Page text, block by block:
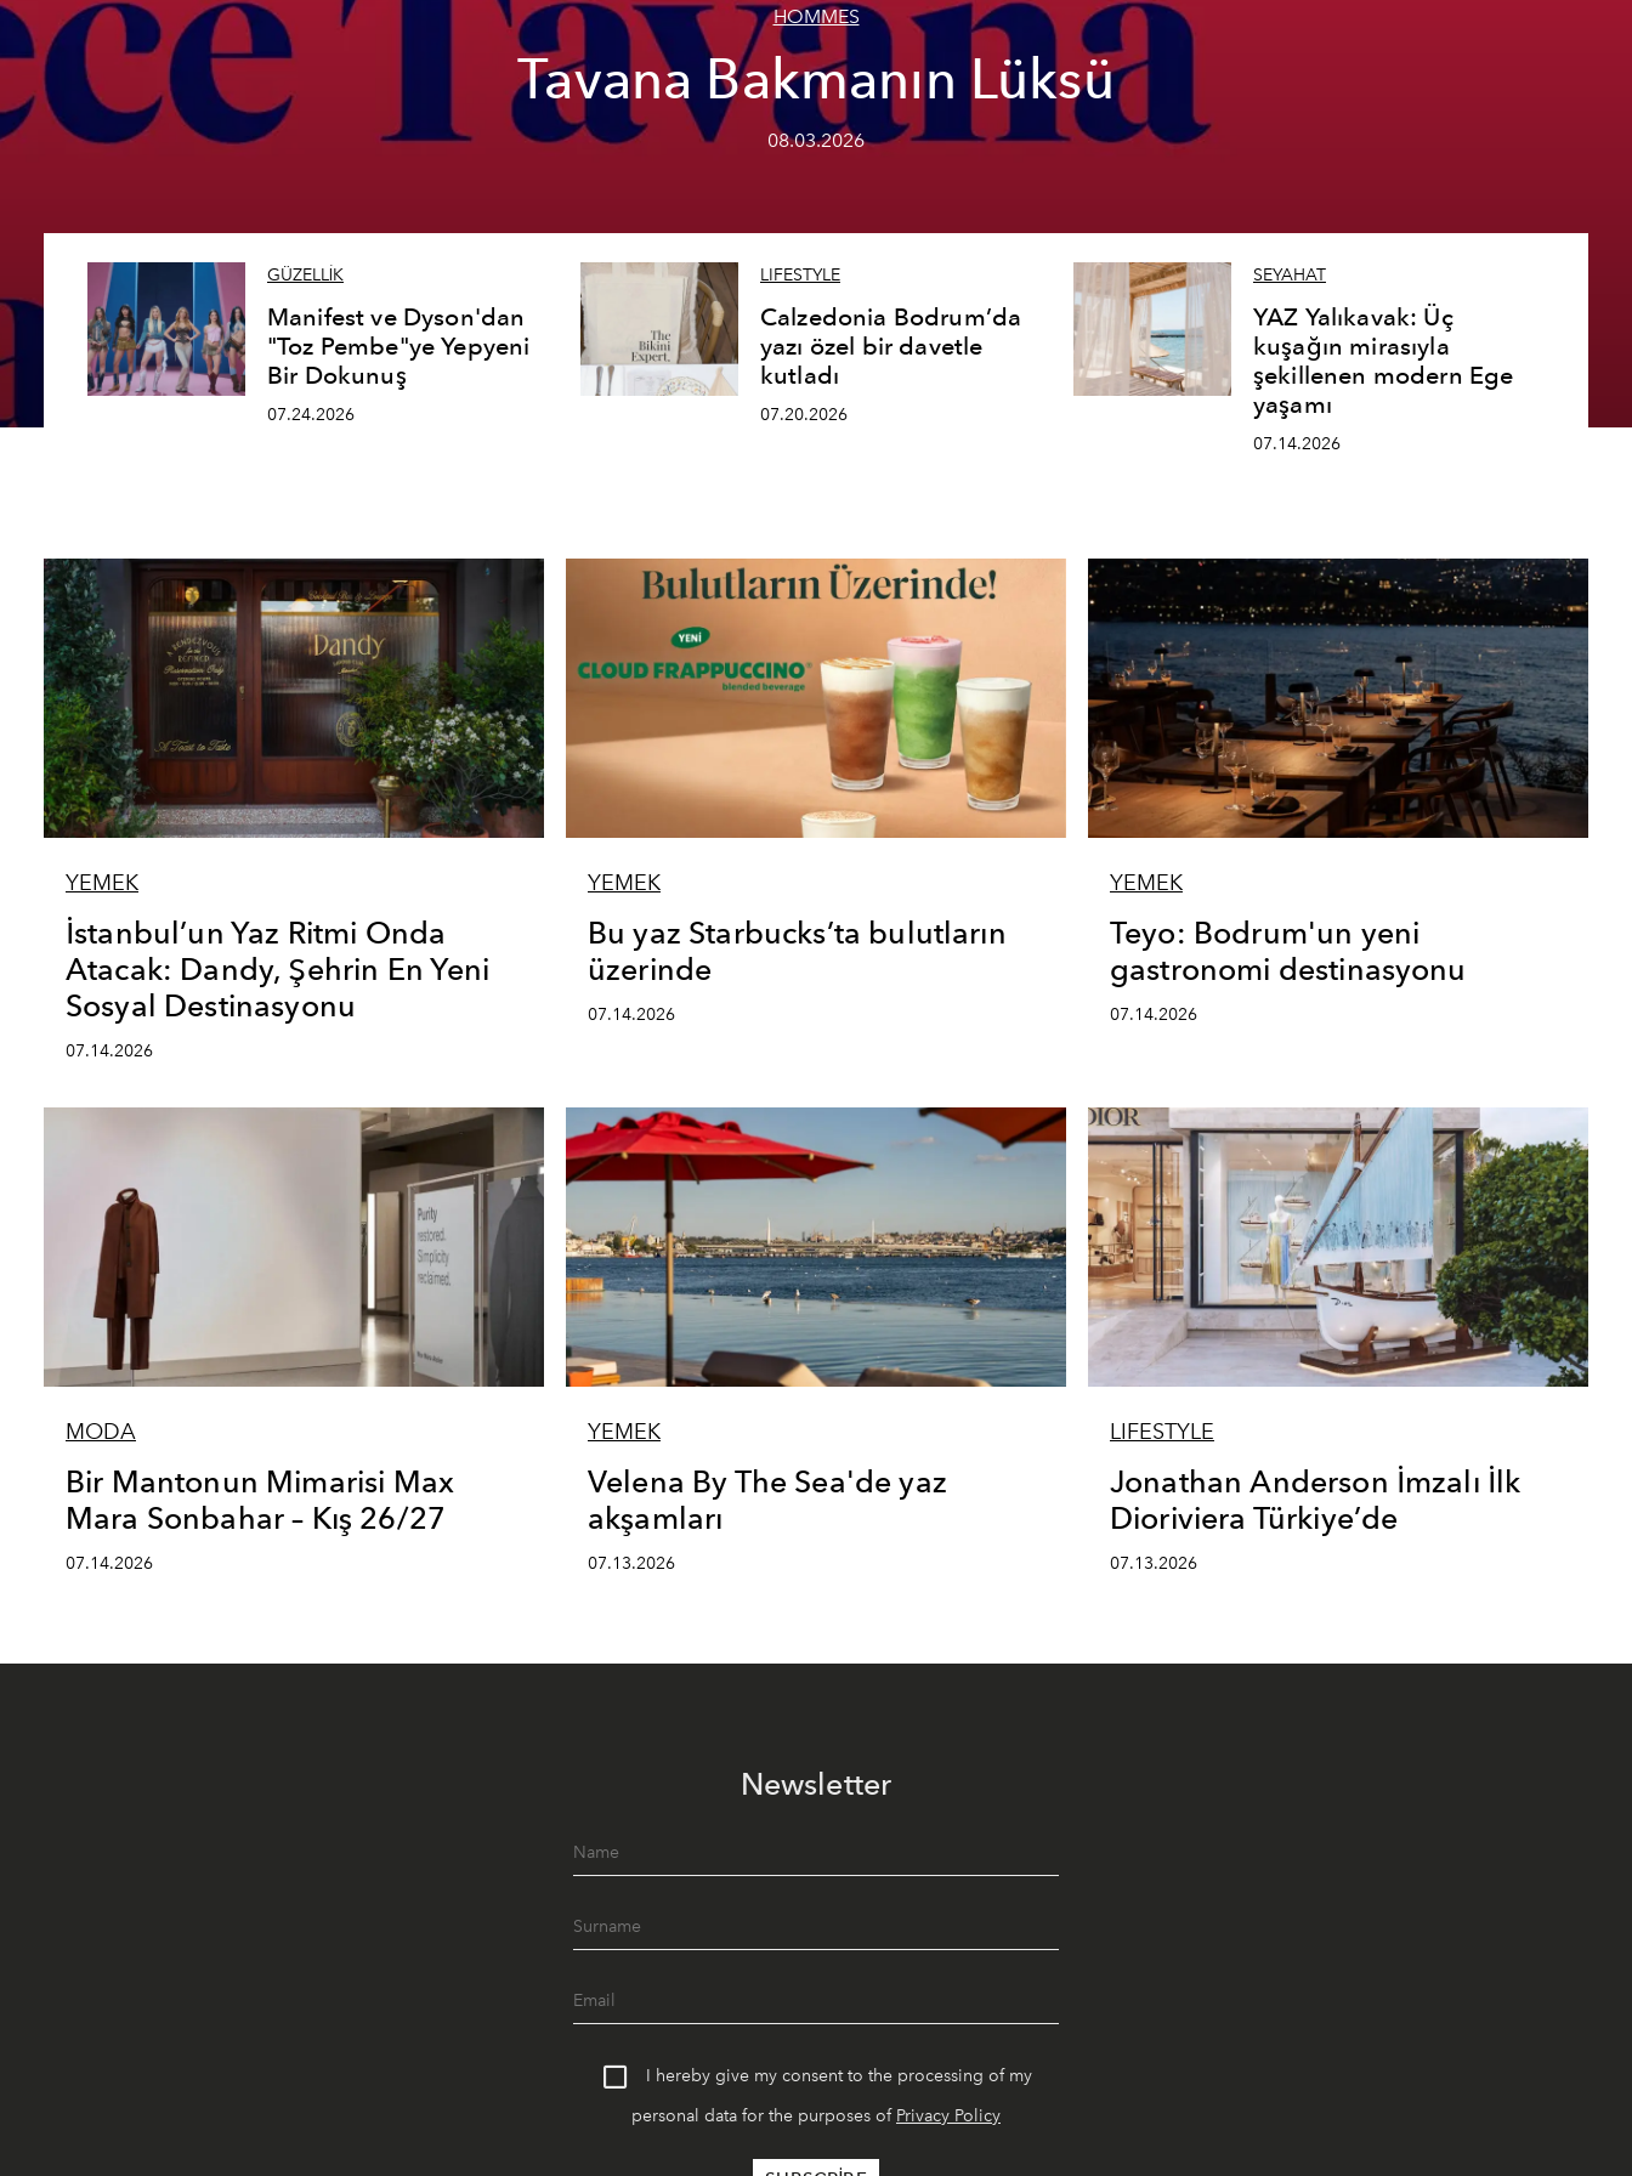
HOMMES
Tavana Bakmanın Lüksü
08.03.2026
GÜZELLİK
Manifest ve Dyson'dan
"Toz Pembe"ye Yepyeni
Bir Dokunuş
07.24.2026
LIFESTYLE
Calzedonia Bodrum’da
yazı özel bir davetle
kutladı
07.20.2026
SEYAHAT
YAZ Yalıkavak: Üç
kuşağın mirasıyla
şekillenen modern Ege
yaşamı
07.14.2026
YEMEK
İstanbul’un Yaz Ritmi Onda
Atacak: Dandy, Şehrin En Yeni
Sosyal Destinasyonu
07.14.2026
YEMEK
Bu yaz Starbucks’ta bulutların
üzerinde
07.14.2026
YEMEK
Teyo: Bodrum'un yeni
gastronomi destinasyonu
07.14.2026
MODA
Bir Mantonun Mimarisi Max
Mara Sonbahar – Kış 26/27
07.14.2026
YEMEK
Velena By The Sea'de yaz
akşamları
07.13.2026
LIFESTYLE
Jonathan Anderson İmzalı İlk
Dioriviera Türkiye’de
07.13.2026
Newsletter
I hereby give my consent to the processing of my
personal data for the purposes of Privacy Policy